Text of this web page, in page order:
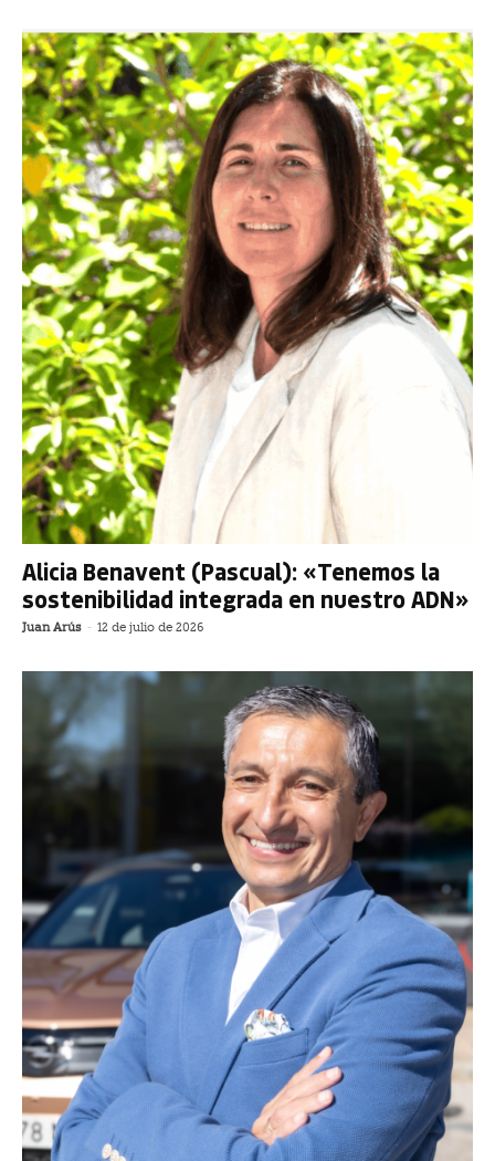
Alicia Benavent (Pascual): «Tenemos la
sostenibilidad integrada en nuestro ADN»
Juan Arús - 12 de julio de 2026